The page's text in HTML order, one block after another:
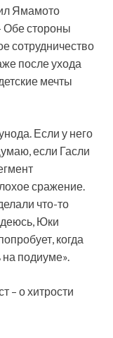
Ямамото
– Обе стороны
сотрудничество
после ухода
мечты
Если у него
если Гасли
сражение.
что-то
Юки
когда
подиуме».
– о хитрости